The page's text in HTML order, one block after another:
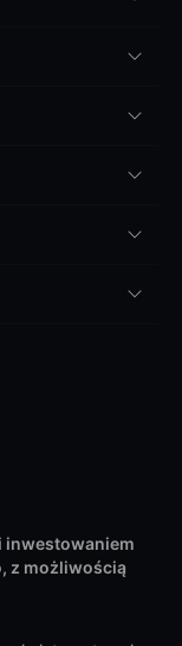
inwestowaniem
z możliwością